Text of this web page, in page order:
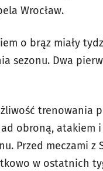
Wrocław.
o brąz miały
sezonu. Dwa
trenowania
obroną, atakiem
Przed meczami z
w ostatnich